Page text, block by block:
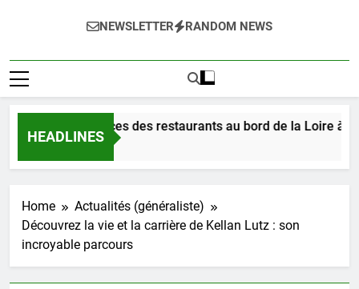
NEWSLETTER RANDOM NEWS
HEADLINES
les délices des restaurants au bord de la Loire à
Ago
Home
Actualités (généraliste)
Découvrez la vie et la carrière de Kellan Lutz : son
incroyable parcours